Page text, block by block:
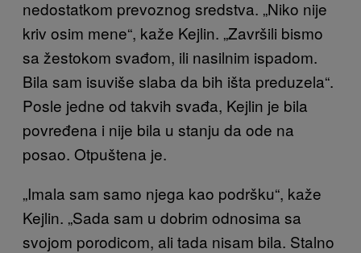
nedostatkom prevoznog sredstva. „Niko nije
kriv osim mene“, kaže Kejlin. „Završili bismo
sa žestokom svađom, ili nasilnim ispadom.
Bila sam isuviše slaba da bih išta preduzela“.
Posle jedne od takvih svađa, Kejlin je bila
povređena i nije bila u stanju da ode na
posao. Otpuštena je.
„Imala sam samo njega kao podršku“, kaže
Kejlin. „Sada sam u dobrim odnosima sa
svojom porodicom, ali tada nisam bila. Stalno